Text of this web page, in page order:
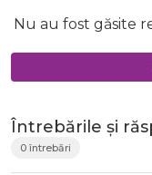
Nu au fost găsite
Întrebările și
0 întrebări